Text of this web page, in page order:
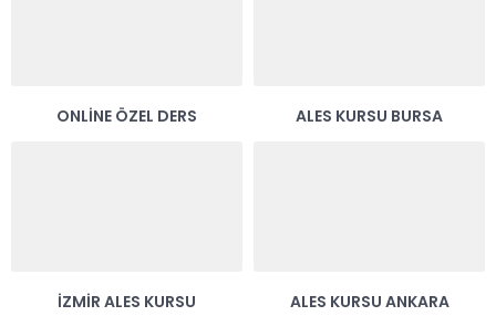
ONLINE ÖZEL DERS ALES KURSU BURSA
İZMIR ALES KURSU ALES KURSU ANKARA